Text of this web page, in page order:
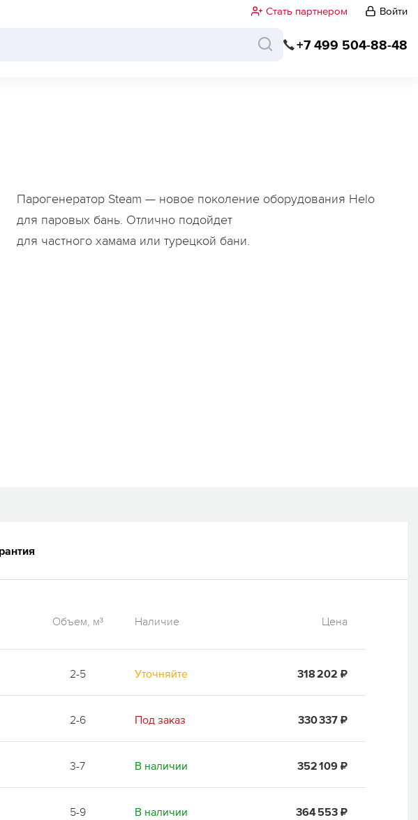
Стать партнером Войти
+7 499 504-88-48
Парогенератор Steam — новое поколение оборудования Helo
для паровых бань. Отлично подойдет
для частного хамама или турецкой бани.
Объем, м³ Наличие Цена
2-5 Уточняйте 318 202 ₽
2-6 Под заказ 330 337 ₽
3-7 В наличии 352 109 ₽
5-9 В наличии 364 553 ₽